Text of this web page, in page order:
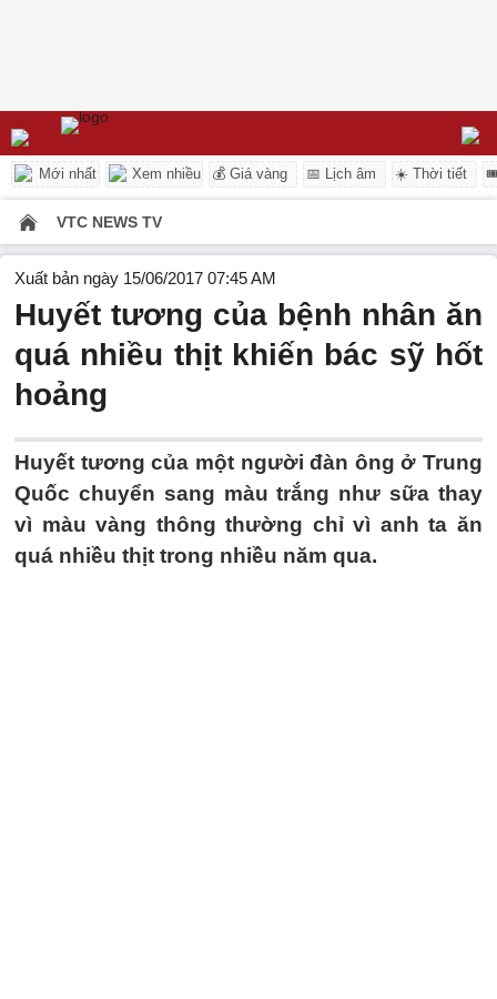
Mới nhất Xem nhiều 💰 Giá vàng 📅 Lịch âm ☀️ Thời tiết
VTC NEWS TV
Xuất bản ngày 15/06/2017 07:45 AM
Huyết tương của bệnh nhân ăn
quá nhiều thịt khiến bác sỹ hốt
hoảng
Huyết tương của một người đàn ông ở Trung
Quốc chuyển sang màu trắng như sữa thay
vì màu vàng thông thường chỉ vì anh ta ăn
quá nhiều thịt trong nhiều năm qua.